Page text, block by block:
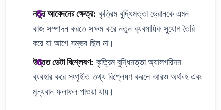
নতুন আবেদনের ক্ষেত্র: কৃত্রিম বুদ্ধিমত্তা ড্রোনকে এমন
কাজ সম্পাদন করতে সক্ষম করে নতুন ব্যবসায়িক সুযোগ তৈরি
করে যা আগে সম্ভব ছিল না।
উন্নত ডেটা বিশ্লেষণ: কৃত্রিম বুদ্ধিমত্তা অ্যালগরিদম
ব্যবহার করে সংগৃহীত তথ্য বিশ্লেষণ করলে আরও অর্থবহ এবং
মূল্যবান ফলাফল পাওয়া যায়।